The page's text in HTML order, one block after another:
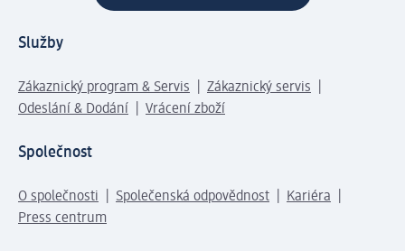
Služby
Zákaznický program & Servis
Zákaznický servis
Odeslání & Dodání
Vrácení zboží
Společnost
O společnosti Společenská odpovědnost
Kariéra
Press centrum